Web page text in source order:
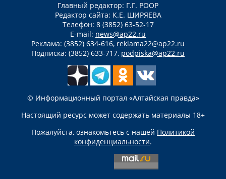
Главный редактор: Г.Г. РООР
Редактор сайта: К.Е. ШИРЯЕВА
Телефон: 8 (3852) 63-52-17
E-mail: news@ap22.ru
Реклама: (3852) 634-616, reklama22@ap22.ru
Подписка: (3852) 633-717, podpiska@ap22.ru
© Информационный портал «Алтайская правда»
Настоящий ресурс может содержать материалы 18+
Пожалуйста, ознакомьтесь с нашей Политикой
конфиденциальности.